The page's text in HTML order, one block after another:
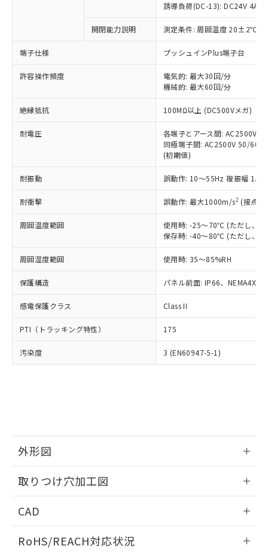
誘導負荷(DC-13): DC24V 4A/
開閉能力説明 測定条件: 周囲温度 20±2℃、
端子仕様 プッシュインPlus端子台
許容操作頻度
電気的: 最大30回/分
機械的: 最大60回/分
絶縁抵抗 100MΩ以上 (DC500Vメガ)
耐電圧
各端子とアース間: AC2500V
同極端子間: AC2500V 50/
(初期値)
耐振動 誤動作: 10～55Hz 複振幅
耐衝撃 誤動作: 最大1000m/s2 (接点
周囲温度範囲
使用時: -25～70℃ (ただし、氷
保存時: -40～80℃ (ただし、氷
周囲湿度範囲 使用時: 35～85%RH
保護構造 パネル前面: IP66、NEMA4X,
感電保護クラス Class II
PTI（トラッキング特性） 175
汚染度 3 (EN60947-5-1)
外形図
取りつけ穴加工図
CAD
ドすることができます。
RoHS/REACH対応状況
以下の条件をお読みいただき、同意のうえ
本サービスは、当社制御機器事業取扱
商品の当社在庫状況および標準価格
(税抜)を提供させていただくもので
当社制御機器事業取扱商品の中には、
本サービスの対象外となる商品もある
ことをご了承ください。
在庫状況および標準価格照会結果は、
記載している更新日時点での社内デー
タに基づき作成されるものであり、閲
覧された時点での実際の在庫および標
準価格とは異なる場合があることをご
正式な納期状況および標準価格はお客
様のお取引先、またはお客様担当のオ
ムロン制御機器販売店・当社販売員に
オムロン制御機器販売店や当社販売拠
販売ネットワーク
」をご確認
ください。
在庫状況および標準価格結果を当社の
事前の承諾なく第三者に漏洩または開
示しないようお願いします。
マイパーツ機能（部品リスト作成サー
ビス）をご利用いただくには、I-Web
品・サービスに関するお客様との取
をご了承ください。
※当社の共同利用者とは、
対応予定なし：EU RoHS指令（10物質）の
非含有に非対応の商品で、対応品を出す予
調査・確認中：EU RoHS指令（10物質）の
非含有の対応状況を調査中または確認中の
商品です。
害物質有無と関係のない商品です。
仕入先様の事情により、非含有部品として
いたものが、含有品と判明した場合などや
むを得ず変更することがあります。
鉛(Pb) 1000ppm以下、 水銀(Hg) 1000ppm以下、 カド
六価クロム(Cr(Ⅵ)) 1000ppm以下、ポリ臭化ビフェニル
類(PBB) 1000ppm以下、ポリ臭化ジフェニルエーテル類
(PBDE) 1000ppm以下、フタル酸ビス(2-エチルヘキシ
ル) (DEHP)(別名：DOP) 1000ppm以下、フタル酸ブチ
ルベンジル（BBP） 1000ppm以下、フタル酸ジブチル
（DBP） 1000ppm以下、フタル酸ジイソブチル
但し、RoHS指令で産業用監視および制御機器に対する
フタル酸エステル類の４物質については閾値を超える意
図的な使用がないことを確認しています。
※2 対応予定月
部品在庫の切り替え状況などにより、予定
月が前後することがあります。
下記の非含有証明書をダウンロードするこ
とができます。
EU RoHS指令（10物質）の非含有証明書
51物質の非含有証明書（当社基準）
※本証明書は発行日時点で非含有を証明す
ものではありません。
また、RoHS指令のフタル酸エステル類４
物質の対応では、対応完了までの期間は出
「○」：最大均質材料含有率が中国RoHSの
基準値以下であることを示します。
「×」：最大均質材料含有率が中国RoHSの
基準値を超えていることを示します。
「－」：未確認です。当社販売部門へお問
*中国RoHS10物質の基準値 (GB/T26572)：
Pb(鉛) :1000ppm、 Hg(水銀) : 1000ppm、 Cd(カドミウ
Cr(Ⅵ)(六価クロム) : 1000ppm、 PBBs(ポリ臭化ビフェ
ニル類) : 1000ppm、 PBDEs(ポリ臭化ジフェニルエーテ
ル類) : 1000ppm、
DBP(フタル酸ジブチル) : 1000ppm、 DIBP(フタル酸ジ
DEHP(フタル酸ビス(2-エチルヘキシル)) : 1000ppm
「ｅ」：有害物質（10物質）のすべてが基
準値以下であることを示します。
「10」：通常の使用状況下において有害物
質が外部に漏えいし、環境に深刻な影響を
当社は、これら貴社製品のうち、外国
為替および外国貿易法に定める商品
（以下｢規制貨物等」という）を輸出
または国外への提供する場合は、日本
国政府の輸出許可(または役務取引許
可)を取得するなどの必要な手続きを
当社は規制貨物を破棄する場合は、完
全に破砕するなど、違法に輸出されな
いよう必要な手段を講じます。
当社は貴社製品を、核兵器、ミサイ
ル、化学兵器、生物兵器またはその他
武器並びにこれらの製造装置等に一切
当社は、貴社製品を第三者に販売する
場合は、上記1、2および3の内容を当
該第三者に通知します。また当社は、
販売先および販売に係わる関係者が違
法に輸出するおそれがある場合は、取
一定数以上の在庫あり
一定数には満たないが在庫あり
在庫なし(最新の在庫状況につ
いては、お客様のお取引先、ま
たはお客様担当のオムロン制御
機器販売店・当社販売員にご確
認ください)
白
受注生産機種、また在庫状況の
情報を公開していない機種